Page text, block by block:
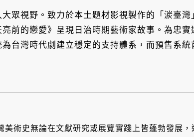
眾視野。致力於本土題材影視製作的「湠臺灣
前的戀愛》呈現日治時期藝術家故事。為忠實
台灣時代劇建立穩定的支持體系，而預售系統
美術史無論在文獻研究或展覽實踐上皆蓬勃發展